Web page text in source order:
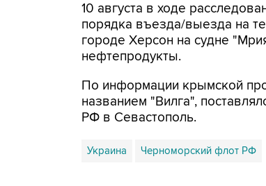
10 августа в ходе
порядка въезда/выезда на
городе Херсон на судне
нефтепродукты.
По информации крымской
названием "Вилга",
РФ в Севастополь.
Украина Черноморский флот РФ